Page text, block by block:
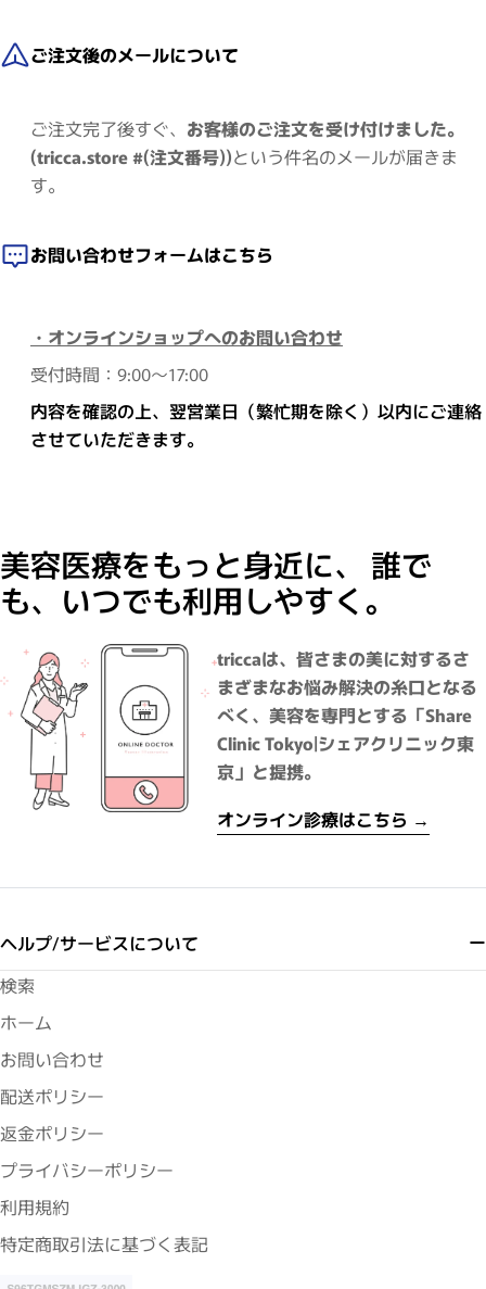
ご注文後のメールについて
ご注文完了後すぐ、 お客様のご注文を受け付けました。
(tricca.store #(注文番号))という件名のメールが届きま
す。
お問い合わせフォームはこちら
・オンラインショップへのお問い合わせ
受付時間：9:00～17:00
内容を確認の上、翌営業日（繁忙期を除く）以内にご連絡
させていただきます。
美容医療をもっと身近に、 誰で
も、いつでも利用しやすく。
triccaは、皆さまの美に対するさ
まざまなお悩み解決の糸口となる
べく、美容を専門とする「Share
Clinic Tokyo|シェアクリニック東
京」と提携。
オンライン診療はこちら →
ヘルプ/サービスについて
検索
ホーム
お問い合わせ
配送ポリシー
返金ポリシー
プライバシーポリシー
利用規約
特定商取引法に基づく表記